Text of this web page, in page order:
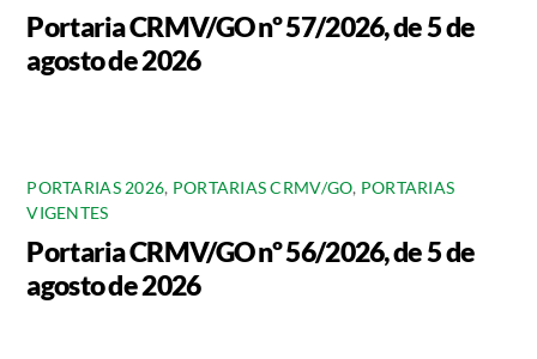
Portaria CRMV/GO nº 57/2026, de 5 de
agosto de 2026
PORTARIAS 2026, PORTARIAS CRMV/GO, PORTARIAS
VIGENTES
Portaria CRMV/GO nº 56/2026, de 5 de
agosto de 2026